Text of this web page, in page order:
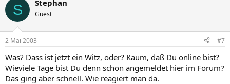
S Stephan
Guest
2 Mai 2003 #7
Was? Dass ist jetzt ein Witz, oder? Kaum, daß Du online bist?
Wieviele Tage bist Du denn schon angemeldet hier im Forum?
Das ging aber schnell. Wie reagiert man da.